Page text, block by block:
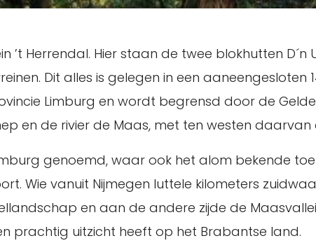
Herrendal. Hier staan de twee blokhutten D´n
Dit alles is gelegen in een
Limburg en wordt begrensd door de
en de rivier de Maas, met ten westen daarvan
genoemd, waar ook het alom bekende
Wie vanuit Nijmegen luttele kilometers
en aan de andere zijde de
prachtig uitzicht heeft op het Brabantse land.